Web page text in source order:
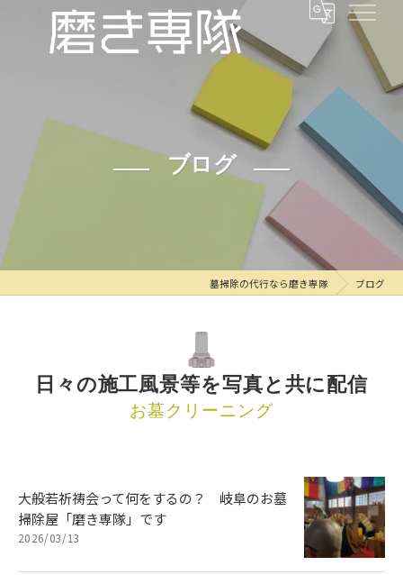
ブログ
墓掃除の代行なら磨き専隊 ブログ
日々の施工風景等を写真と共に配信
お墓クリーニング
大般若祈祷会って何をするの？ 岐阜のお墓
掃除屋「磨き専隊」です
2026/03/13